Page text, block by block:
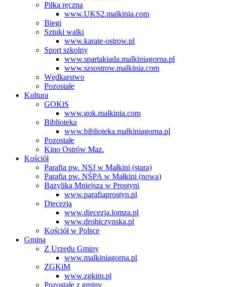
Piłka ręczna
www.UKS2.malkinia.com
Biegi
Sztuki walki
www.karate-ostrow.pl
Sport szkolny
www.spartakiada.malkiniagorna.pl
www.szsostrow.malkinia.com
Wędkarstwo
Pozostałe
Kultura
GOKiS
www.gok.malkinia.com
Biblioteka
www.biblioteka.malkiniagorna.pl
Pozostałe
Kino Ostrów Maz.
Kościół
Parafia pw. NSJ w Małkini (stara)
Parafia pw. NŚPA w Małkini (nowa)
Bazylika Mniejsza w Prostyni
www.parafiaprostyn.pl
Diecezja
www.diecezja.lomza.pl
www.drohiczynska.pl
Kościół w Polsce
Gmina
Z Urzędu Gminy
www.malkiniagorna.pl
ZGKiM
www.zgkim.pl
Pozostałe z gminy